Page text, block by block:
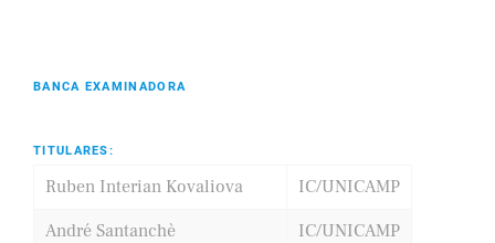
BANCA EXAMINADORA
TITULARES:
Ruben Interian Kovaliova
IC/UNICAMP
André Santanchè
IC/UNICAMP